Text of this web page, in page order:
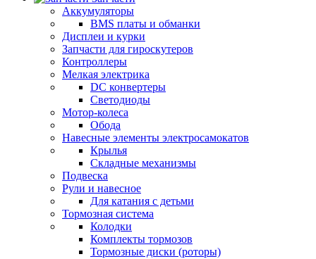
Аккумуляторы
BMS платы и обманки
Дисплеи и курки
Запчасти для гироскутеров
Контроллеры
Мелкая электрика
DC конвертеры
Светодиоды
Мотор-колеса
Обода
Навесные элементы электросамокатов
Крылья
Складные механизмы
Подвеска
Рули и навесное
Для катания с детьми
Тормозная система
Колодки
Комплекты тормозов
Тормозные диски (роторы)